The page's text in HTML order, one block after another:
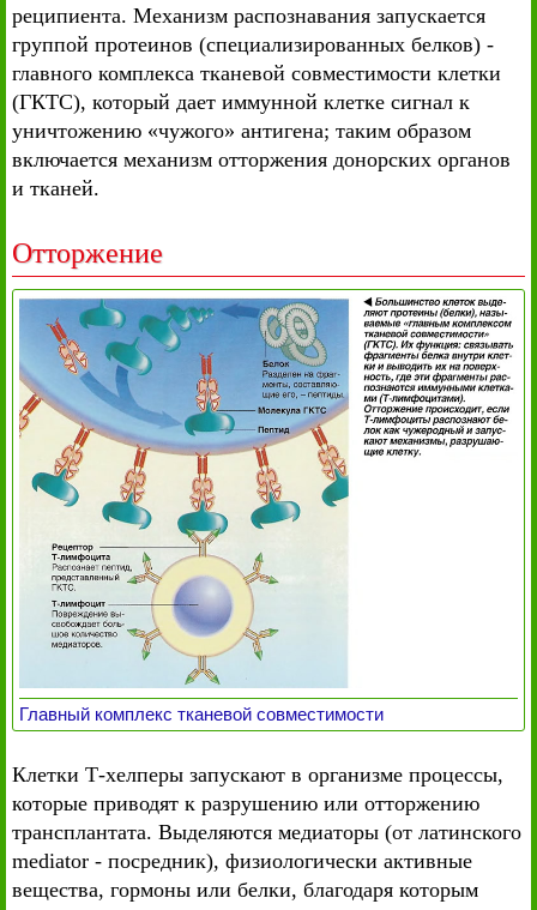
реципиента. Механизм распознавания запускается
группой протеинов (специализированных белков) -
главного комплекса тканевой совместимости клетки
(ГКТС), который дает иммунной клетке сигнал к
уничтожению «чужого» антигена; таким образом
включается механизм отторжения донорских органов
и тканей.
Отторжение
Главный комплекс тканевой совместимости
Клетки Т-хелперы запускают в организме процессы,
которые приводят к разрушению или отторжению
трансплантата. Выделяются медиаторы (от латинского
mediator - посредник), физиологически активные
вещества, гормоны или белки, благодаря которым